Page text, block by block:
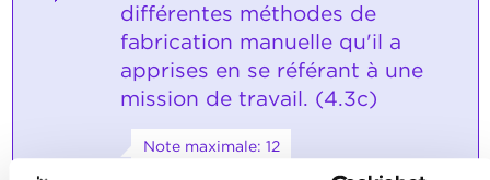
différentes méthodes de
fabrication manuelle qu'il a
apprises en se référant à une
mission de travail. (4.3c)
Note maximale: 12